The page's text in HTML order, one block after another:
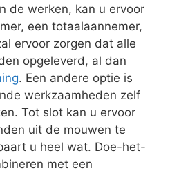
de werken, kan u ervoor
een totaalaannemer,
ervoor zorgen dat alle
opgeleverd, al dan
. Een andere optie is
werkzaamheden zelf
Tot slot kan u ervoor
uit de mouwen te
u heel wat. Doe-het-
met een